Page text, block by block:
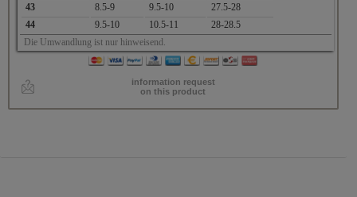
43
8.5-9 9.5-10
27.5-28
44
9.5-10 10.5-11
28-28.5
Die Umwandlung ist nur hinweisend.
information request
on this product